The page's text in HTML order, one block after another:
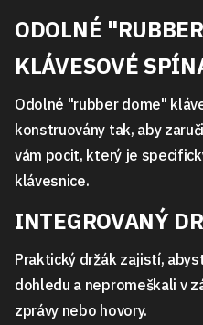
ODOLNÉ
KLÁVESOVÉ
Odolné "rubber dome"
konstruovány tak, aby
vám pocit, který je
klávesnice.
INTEGROVANÝ
Praktický držák zajistí,
dohledu a nepromeškali v
zprávy nebo hovory.